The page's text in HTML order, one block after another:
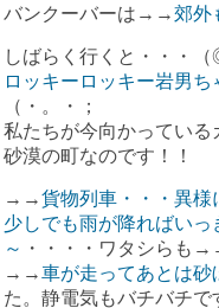
バンクーバーは→→郊外
しばらく行くと・・
ロッキーロッキー岩男
（・。・；
私たちが今向かってい
砂漠の町なのです！！
→→貨物列車・・・異様
少しでも雨が降ればい
～ ・・・・ワタシらも
→→車が走ってあとは砂
た。静電気もバチバチで